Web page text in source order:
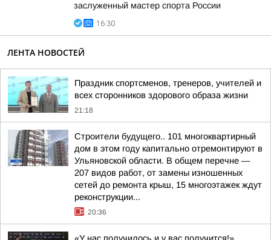
заслуженный мастер спорта России
16:30
ЛЕНТА НОВОСТЕЙ
Праздник спортсменов, тренеров, учителей и
всех сторонников здорового образа жизни
21:18
Строители будущего.. 101 многоквартирный
дом в этом году капитально отремонтируют в
Ульяновской области. В общем перечне —
207 видов работ, от замены изношенных
сетей до ремонта крыш, 15 многоэтажек ждут
реконструкции...
20:36